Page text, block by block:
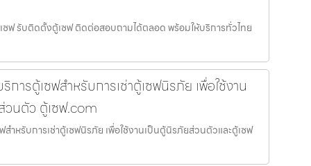
ฟ รับติดตั้งตู้เซฟ ติดต่อสอบถามได้ตลอด พร้อมให้บริการทั่วไทย
รตู้เซฟสำหรับการเช่าตู้เซฟนิรภัย เพื่อใช้งาน
วนตัว ตู้เซฟ.com
หรับการเช่าตู้เซฟนิรภัย เพื่อใช้งานเป็นตู้นิรภัยส่วนตัวและตู้เซฟ